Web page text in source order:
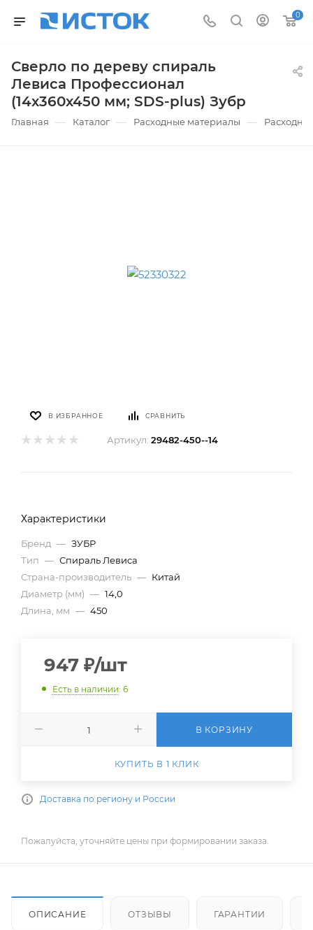
0
Сверло по дереву спираль
Левиса Профессионал
(14х360х450 мм; SDS-plus) Зубр
Главная — Каталог — Расходные материалы —
В ИЗБРАННОЕ СРАВНИТЬ
Артикул: 29482-450--14
Характеристики
Бренд — ЗУБР
Тип — Спираль Левиса
Страна-производитель — Китай
Диаметр (мм) — 14,0
Длина, мм — 450
947 ₽/шт
Есть в наличии: 6
В КОРЗИНУ
КУПИТЬ В 1 КЛИК
Доставка по региону и России
Пожалуйста, уточняйте цены при формировании заказа.
ОПИСАНИЕ ОТЗЫВЫ ГАРАНТИИ